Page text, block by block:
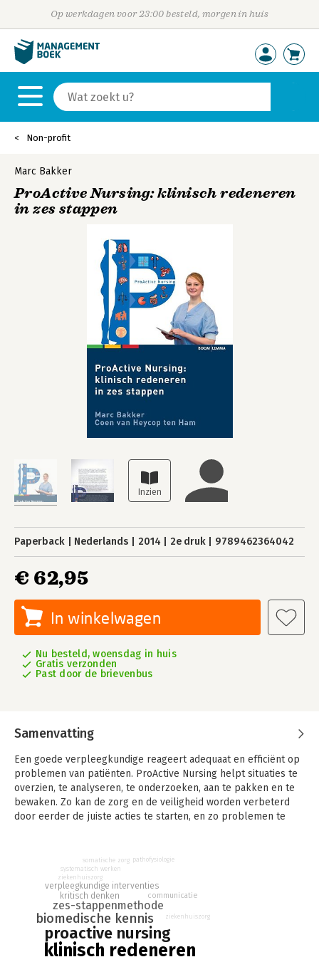
Op werkdagen voor 23:00 besteld, morgen in huis
Non-profit
Marc Bakker
ProActive Nursing: klinisch redeneren
in zes stappen
Paperback Nederlands 2014 2e druk 9789462364042
€ 62,95
In winkelwagen
Nu besteld, woensdag in huis
Gratis verzonden
Past door de brievenbus
Samenvatting
Een goede verpleegkundige reageert adequaat en efficiënt op
problemen van patiënten. ProActive Nursing helpt situaties te
overzien, te analyseren, te onderzoeken, aan te pakken en te
bewaken. Zo kan de zorg en de veiligheid worden verbeterd
door eerder de juiste acties te starten, en zo problemen te
Dit eerste boek van de ProActive Nursing-reeks bestaat uit
twee delen. In het eerste deel wordt de zes-stappenmethode
van het klinisch redeneren voor verpleegkundigen
beschreven. Stap voor stap wordt uitgelegd welke
redeneervaardigheden daarbij van toepassing zijn. Deze
redeneervaardigheden zijn, zoveel als mogelijk, gekoppeld
aan beproefde methodieken, technieken of modellen. In dit
boek worden dit redeneerhulpen genoemd. De zes stappen en
klinisch redeneren
proactive nursing
biomedische kennis
zes-stappenmethode
kritisch denken
verpleegkundige interventies
communicatie
ziekenhuiszorg
ziekenhuiszorg
systematisch werken
somatische zorg pathofysiologie